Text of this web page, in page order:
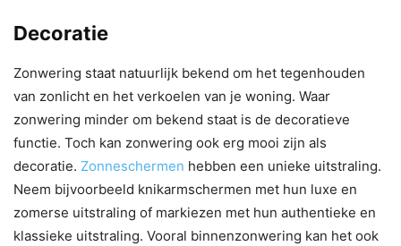
Decoratie
Zonwering staat natuurlijk bekend om het tegenhouden
van zonlicht en het verkoelen van je woning. Waar
zonwering minder om bekend staat is de decoratieve
functie. Toch kan zonwering ook erg mooi zijn als
decoratie. Zonneschermen hebben een unieke uitstraling.
Neem bijvoorbeeld knikarmschermen met hun luxe en
zomerse uitstraling of markiezen met hun authentieke en
klassieke uitstraling. Vooral binnenzonwering kan het ook